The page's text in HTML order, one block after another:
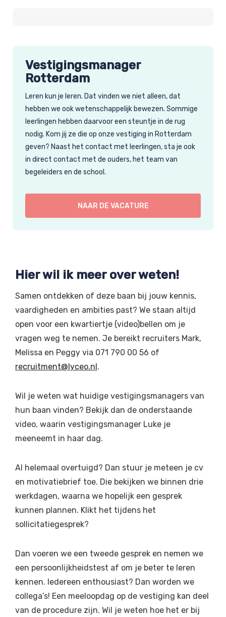
Vestigingsmanager
Rotterdam
Leren kun je leren. Dat vinden we niet alleen, dat
hebben we ook wetenschappelijk bewezen. Sommige
leerlingen hebben daarvoor een steuntje in de rug
nodig. Kom jij ze die op onze vestiging in Rotterdam
geven? Naast het contact met leerlingen, sta je ook
in direct contact met de ouders, het team van
begeleiders en de school.
NAAR DE VACATURE
Hier wil ik meer over weten!
Samen ontdekken of deze baan bij jouw kennis,
vaardigheden en ambities past? We staan altijd
open voor een kwartiertje (video)bellen om je
vragen weg te nemen. Je bereikt recruiters Mark,
Melissa en Peggy via 071 790 00 56 of
recruitment@lyceo.nl.
Wil je weten wat huidige vestigingsmanagers van
hun baan vinden? Bekijk dan de onderstaande
video, waarin vestigingsmanager Luke je
meeneemt in haar dag.
Al helemaal overtuigd? Dan stuur je meteen je cv
en motivatiebrief toe. Die bekijken we binnen drie
werkdagen, waarna we hopelijk een gesprek
kunnen plannen. Klikt het tijdens het
sollicitatiegesprek?
Dan voeren we een tweede gesprek en nemen we
een persoonlijkheidstest af om je beter te leren
kennen. Iedereen enthousiast? Dan worden we
collega’s! Een meeloopdag op de vestiging kan deel
van de procedure zijn. Wil je weten hoe het er bij